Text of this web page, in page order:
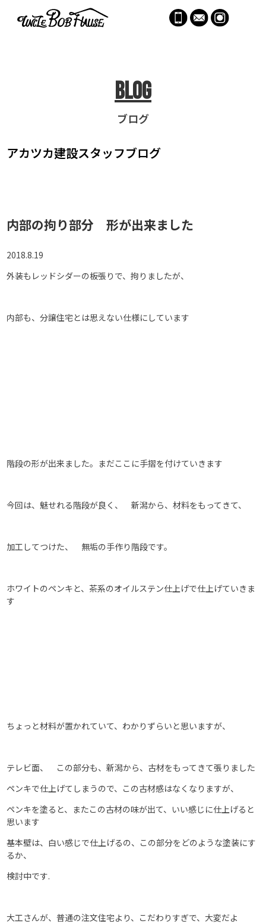
Blog
ブログ
アカツカ建設スタッフブログ
内部の拘り部分 形が出来ました
2018.8.19
外装もレッドシダーの板張りで、拘りましたが、
内部も、分譲住宅とは思えない仕様にしています
階段の形が出来ました。まだここに手摺を付けていきます
今回は、魅せれる階段が良く、 新潟から、材料をもってきて、
加工してつけた、 無垢の手作り階段です。
ホワイトのペンキと、茶系のオイルステン仕上げで仕上げていきま
す
ちょっと材料が置かれていて、わかりずらいと思いますが、
テレビ面、 この部分も、新潟から、古材をもってきて張りました
ペンキで仕上げてしまうので、この古材感はなくなりますが、
ペンキを塗ると、またこの古材の味が出て、いい感じに仕上げると
思います
基本壁は、白い感じで仕上げるの、この部分をどのような塗装にす
るか、
検討中です.
大工さんが、普通の注文住宅より、こだわりすぎで、大変だよ